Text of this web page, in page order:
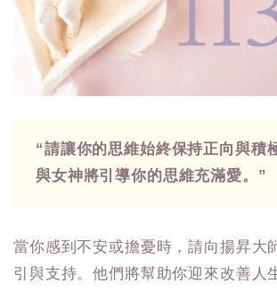
“請讓你的思維始終保持正向與積
與女神將引導你的思維充滿愛。”
當你感到不安或擔憂時，請向揚昇大
引與支持。他們將幫助你迎來改善人